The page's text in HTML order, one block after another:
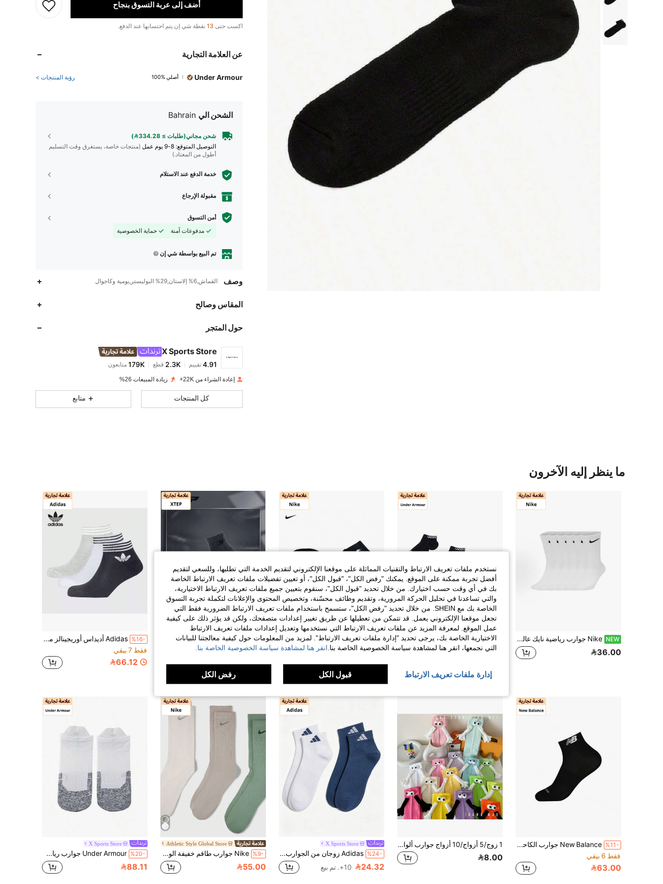
أضف إلى عربة التسوق بنجاح
اكسب حتى 13 نقطة شي إن يتم احتسابها عند الدفع.
عن العلامة التجارية
Under Armour أصلي %100 رؤية المنتجات >
الشحن الي Bahrain
شحن مجاني(طلبات ≥ 334.28)
التوصيل المتوقع: 8-9 يوم عمل
(منتجات خاصة، يستغرق وقت التسليم
أطول من المعتاد.)
خدمة الدفع عند الاستلام
مقبولة الإرجاع
أمن التسوق
مدفوعات آمنة
حماية الخصوصية
تم البيع بواسطة شي إن
وصف القماش,6% إلاستان,29% البوليستر,يومية وكاجوال
المقاس وصالح
حول المتجر
X Sports Store
4.91
2.3K قطع 179Kمتابعون
e***y تم دفعمنذ 1 يوم
2.3K
4.91
2.3K
4.91
179K
إعادة الشراء من 22K+ زيادة المبيعات 26%
كل المنتجات متابع
ما ينظر إليه الآخرون
NEW Nike جوارب رياضية نايك عالية القطع متوسطة القطع للتدريب واللياقة البدنية للجنسين عبوة 3 أزواج باللون الأبيض
36.00
X Sports Store
%33-
Under Armour 3 أزواج جوارب رياضية للكاحل للجنسين، جوارب تدريب رياضية مريحة، جوارب قارب كاجوال
34.96
BH Sports Store
%17- Nike جوارب تدريب كاجوال من نايكي للجنسين ماصة للرطوبة U EVERYDAY LTWT كاحل، أسود، 3 أزواج، لجميع الفصول، SX7677-010
عملاء متكررون بشكل كبير
XTEP SPORTS
NEW
%16-
Adidas أديداس أوريجينالز موضة بسيطة كاجوال للارتداء اليومي جوارب قصيرة مطبوعة بنمط التريفول للجنسين 3 أزواج HC9550
فقط 7 بيقي
66.12
%11-
New Balance جوارب الكاحل اللينة والمريحة ذات الشعار من نيو بالانس، مجموعة 3 أزواج، أسود
فقط 6 بيقي
63.00
1 زوج/5 أزواج/10 أزواج جوارب ألوان الحلوى الصيفية، طول منتصف الساق، جوارب مغناطيسية جميلة للحمل باليد، جوارب ملونة شخصية
8.00
X Sports Store
%24- Adidas زوجان من الجوارب الرياضية الكاجوال للرجال والنساء باللونين الأبيض + الأزرق، جوارب كاحل منخفضة LT ANKLE 2PP، جوارب تدريب يومية خارجية، جوارب قصيرة بتصميم بسيط KC1505
24.32 10+. تم بيع
Athletic Style Global Store
%9- Nike جوارب طاقم خفيفة الوزن للاستخدام اليومي من U NK للجنسين، 3 أزواج في عبوة قيمة SX7676-903
55.00
X Sports Store
%20- Under Armour جوارب رياضية رجالية ونسائية UA Velociti Run Cush، عبوة من 3 قطع، جوارب رياضية وعصرية مريحة للاستخدام اليومي، رقم الموديل 1387044-100
88.11
نستخدم ملفات تعريف الارتباط والتقنيات المماثلة على موقعنا الإلكتروني لتقديم الخدمة التي تطلبها، وللسعي لتقديم
أفضل تجربة ممكنة على الموقع. يمكنك "رفض الكل"، "قبول الكل"، أو تعيين تفضيلات ملفات تعريف الارتباط الخاصة
بك في أي وقت حسب اختيارك. من خلال تحديد "قبول الكل"، سنقوم بتعيين جميع ملفات تعريف الارتباط الاختيارية،
والتي تساعدنا في تحليل الحركة المرورية، وتقديم وظائف محسّنة، وتخصيص المحتوى والإعلانات لتكملة تجربة التسوق
الخاصة بك مع SHEIN. من خلال تحديد "رفض الكل"، ستسمح باستخدام ملفات تعريف الارتباط الضرورية فقط التي
تجعل موقعنا الإلكتروني يعمل. قد تتمكن من تعطيلها عن طريق تغيير إعدادات متصفحك، ولكن قد يؤثر ذلك على كيفية
عمل الموقع. لمعرفة المزيد عن ملفات تعريف الارتباط التي نستخدمها وتعديل إعدادات ملفات تعريف الارتباط
الاختيارية الخاصة بك، يرجى تحديد "إدارة ملفات تعريف الارتباط". لمزيد من المعلومات حول كيفية معالجتنا للبيانات
التي نجمعها، انقر هنا لمشاهدة سياسة الخصوصية الخاصة بنا. انقر هنا لمشاهدة سياسة الخصوصية الخاصة بنا.
إدارة ملفات تعريف الارتباط قبول الكل رفض الكل